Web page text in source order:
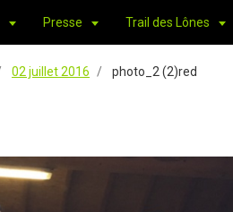
Presse Trail des Lônes
02 juillet 2016 photo_2 (2)red